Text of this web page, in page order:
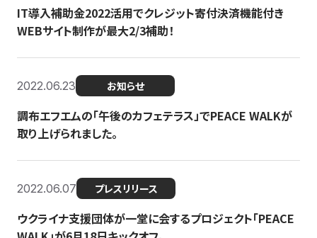
IT導入補助金2022活用でクレジット寄付決済機能付き
WEBサイト制作が最大2/3補助！
2022.06.23 お知らせ
調布エフエムの「午後のカフェテラス」でPEACE WALKが
取り上げられました。
2022.06.07 プレスリリース
ウクライナ支援団体が一堂に会するプロジェクト「PEACE